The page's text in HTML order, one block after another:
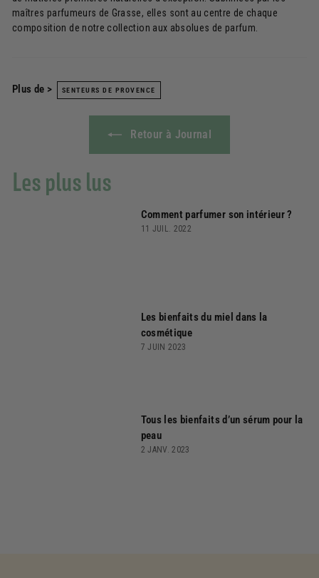
maîtres parfumeurs de Grasse, elles sont au centre de chaque
composition de notre collection aux absolues de parfum.
Plus de > SENTEURS DE PROVENCE
Retour à Journal
Les plus lus
Comment parfumer son intérieur ?
11 JUIL. 2022
Les bienfaits du miel dans la
cosmétique
7 JUIN 2023
Tous les bienfaits d’un sérum pour la
peau
2 JANV. 2023